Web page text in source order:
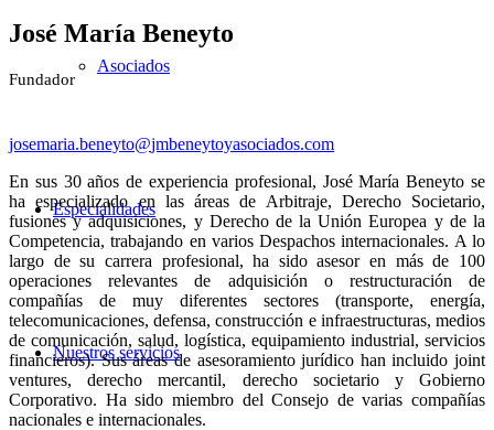
Asociados
Especialidades
Nuestros servicios
José María Beneyto
Fundador
josemaria.beneyto@jmbeneytoyasociados.com
En sus 30 años de experiencia profesional, José María Beneyto se
ha especializado en las áreas de Arbitraje, Derecho Societario,
fusiones y adquisiciones, y Derecho de la Unión Europea y de la
Competencia, trabajando en varios Despachos internacionales. A lo
largo de su carrera profesional, ha sido asesor en más de 100
operaciones relevantes de adquisición o restructuración de
compañías de muy diferentes sectores (transporte, energía,
telecomunicaciones, defensa, construcción e infraestructuras, medios
de comunicación, salud, logística, equipamiento industrial, servicios
financieros). Sus áreas de asesoramiento jurídico han incluido joint
ventures, derecho mercantil, derecho societario y Gobierno
Corporativo. Ha sido miembro del Consejo de varias compañías
nacionales e internacionales.